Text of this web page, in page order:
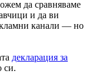
да сравняваме
и да ви
канали — но
декларация за
си.